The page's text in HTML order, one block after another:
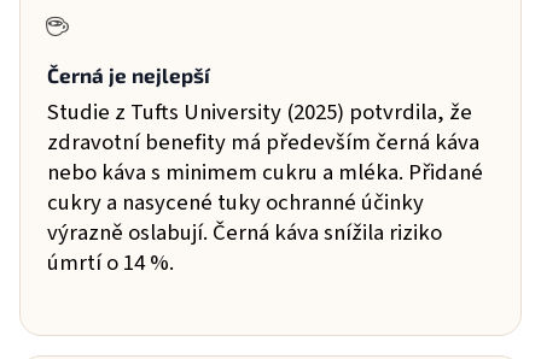
☕
Černá je nejlepší
Studie z Tufts University (2025) potvrdila, že
zdravotní benefity má především černá káva
nebo káva s minimem cukru a mléka. Přidané
cukry a nasycené tuky ochranné účinky
výrazně oslabují. Černá káva snížila riziko
úmrtí o 14 %.